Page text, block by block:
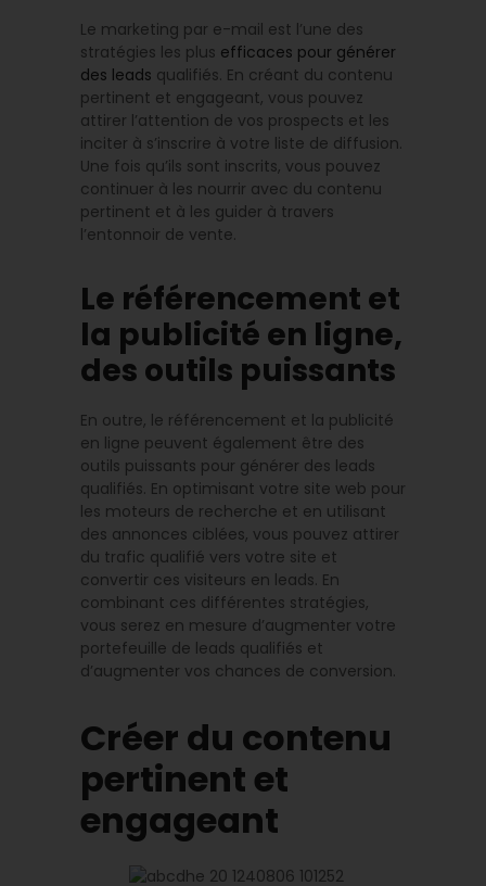
Le marketing par e-mail est l’une des
stratégies les plus efficaces pour générer
des leads qualifiés. En créant du contenu
pertinent et engageant, vous pouvez
attirer l’attention de vos prospects et les
inciter à s’inscrire à votre liste de diffusion.
Une fois qu’ils sont inscrits, vous pouvez
continuer à les nourrir avec du contenu
pertinent et à les guider à travers
l’entonnoir de vente.
Le référencement et
la publicité en ligne,
des outils puissants
En outre, le référencement et la publicité
en ligne peuvent également être des
outils puissants pour générer des leads
qualifiés. En optimisant votre site web pour
les moteurs de recherche et en utilisant
des annonces ciblées, vous pouvez attirer
du trafic qualifié vers votre site et
convertir ces visiteurs en leads. En
combinant ces différentes stratégies,
vous serez en mesure d’augmenter votre
portefeuille de leads qualifiés et
d’augmenter vos chances de conversion.
Créer du contenu
pertinent et
engageant